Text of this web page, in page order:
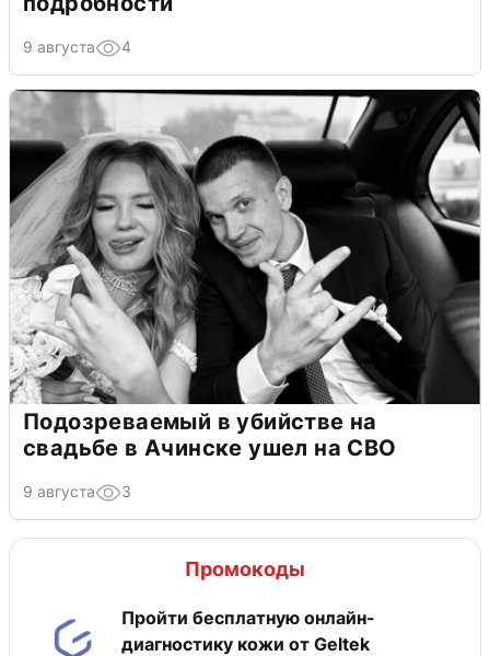
9 августа 4
Подозреваемый в убийстве на
свадьбе в Ачинске ушел на СВО
9 августа 3
Промокоды
Пройти бесплатную онлайн-
диагностику кожи от Geltek